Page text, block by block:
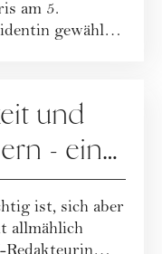
am 5.
gewählt
und
- ein
ist, sich aber
allmählich